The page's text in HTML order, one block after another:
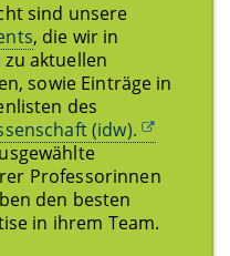
sind unsere
, die wir in
aktuellen
sowie Einträge in
des
(idw).
Professorinnen
den besten
in ihrem Team.